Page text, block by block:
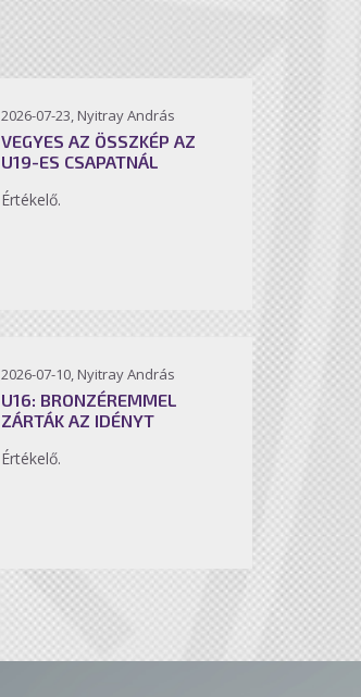
2026-07-23, Nyitray András
VEGYES AZ ÖSSZKÉP AZ
U19-ES CSAPATNÁL
Értékelő.
2026-07-10, Nyitray András
U16: BRONZÉREMMEL
ZÁRTÁK AZ IDÉNYT
Értékelő.